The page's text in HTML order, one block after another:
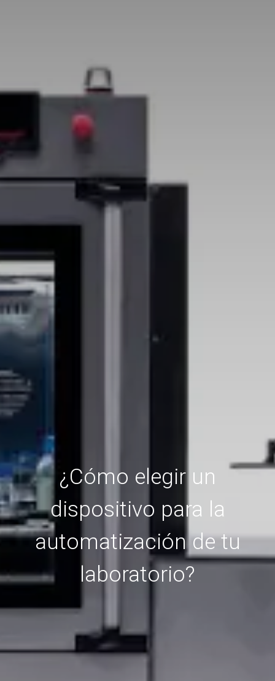
¿Cómo elegir un
dispositivo para la
automatización de tu
laboratorio?